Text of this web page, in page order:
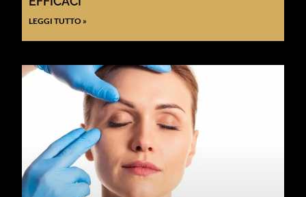
LEGGI TUTTO »